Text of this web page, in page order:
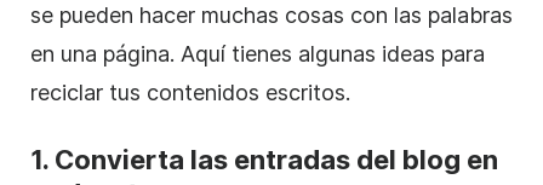
se pueden hacer muchas cosas con las palabras
en una página. Aquí tienes algunas ideas para
reciclar tus contenidos escritos.
1. Convierta las entradas del blog en